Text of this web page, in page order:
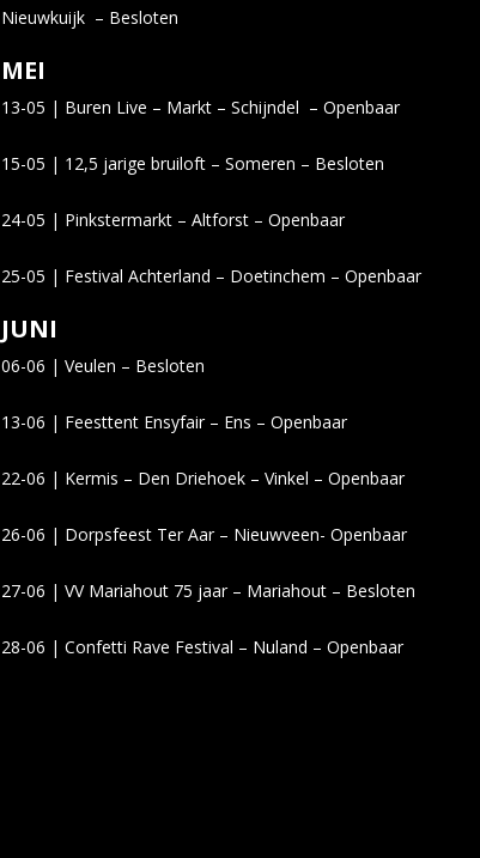
Nieuwkuijk – Besloten
MEI
13-05 | Buren Live – Markt – Schijndel – Openbaar
15-05 | 12,5 jarige bruiloft – Someren – Besloten
24-05 | Pinkstermarkt – Altforst – Openbaar
25-05 | Festival Achterland – Doetinchem – Openbaar
JUNI
06-06 | Veulen – Besloten
13-06 | Feesttent Ensyfair – Ens – Openbaar
22-06 | Kermis – Den Driehoek – Vinkel – Openbaar
26-06 | Dorpsfeest Ter Aar – Nieuwveen- Openbaar
27-06 | VV Mariahout 75 jaar – Mariahout – Besloten
28-06 | Confetti Rave Festival – Nuland – Openbaar